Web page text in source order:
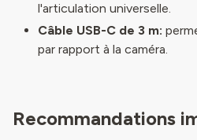
l'articulation universelle.
Câble USB-C de 3 m:
par rapport à la caméra.
Recommandations